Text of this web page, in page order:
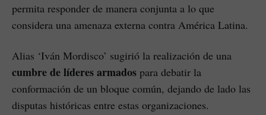
permita responder de manera conjunta a lo que
considera una amenaza externa contra América Latina.
Alias ‘Iván Mordisco’ sugirió la realización de una
cumbre de líderes armados para debatir la
conformación de un bloque común, dejando de lado las
disputas históricas entre estas organizaciones.